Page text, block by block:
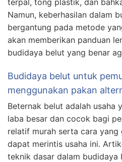
terpal, tong plastik, dan
Namun, keberhasilan dalam
bergantung pada metode
akan memberikan panduan
budidaya belut yang benar
Budidaya belut untuk
menggunakan pakan
Beternak belut adalah usaha
laba besar dan cocok bagi
relatif murah serta cara yang
dapat merintis usaha ini.
teknik dasar dalam budidaya